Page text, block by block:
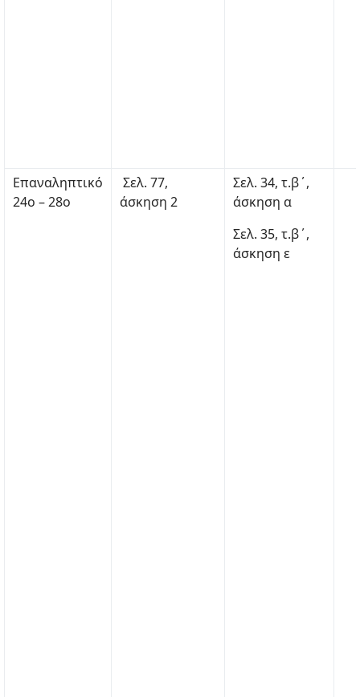
Επαναληπτικό
24ο – 28ο
Σελ. 77,
άσκηση 2
Σελ. 34, τ.β΄,
άσκηση α
Σελ. 35, τ.β΄,
άσκηση ε